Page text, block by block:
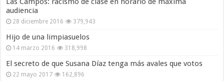
audiencia
28 diciembre 2016 379,943
Hijo de una limpiasuelos
14 marzo 2016 318,998
El secreto de que Susana Díaz tenga más avales que votos
22 mayo 2017 162,896